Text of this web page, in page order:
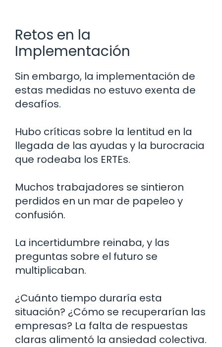
Retos en la
Implementación
Sin embargo, la implementación de
estas medidas no estuvo exenta de
desafíos.
Hubo críticas sobre la lentitud en la
llegada de las ayudas y la burocracia
que rodeaba los ERTEs.
Muchos trabajadores se sintieron
perdidos en un mar de papeleo y
confusión.
La incertidumbre reinaba, y las
preguntas sobre el futuro se
multiplicaban.
¿Cuánto tiempo duraría esta
situación? ¿Cómo se recuperarían las
empresas? La falta de respuestas
claras alimentó la ansiedad colectiva.